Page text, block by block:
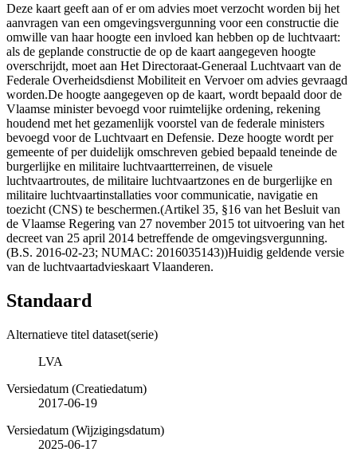
Deze kaart geeft aan of er om advies moet verzocht worden bij het
aanvragen van een omgevingsvergunning voor een constructie die
omwille van haar hoogte een invloed kan hebben op de luchtvaart:
als de geplande constructie de op de kaart aangegeven hoogte
overschrijdt, moet aan Het Directoraat-Generaal Luchtvaart van de
Federale Overheidsdienst Mobiliteit en Vervoer om advies gevraagd
worden.De hoogte aangegeven op de kaart, wordt bepaald door de
Vlaamse minister bevoegd voor ruimtelijke ordening, rekening
houdend met het gezamenlijk voorstel van de federale ministers
bevoegd voor de Luchtvaart en Defensie. Deze hoogte wordt per
gemeente of per duidelijk omschreven gebied bepaald teneinde de
burgerlijke en militaire luchtvaartterreinen, de visuele
luchtvaartroutes, de militaire luchtvaartzones en de burgerlijke en
militaire luchtvaartinstallaties voor communicatie, navigatie en
toezicht (CNS) te beschermen.(Artikel 35, §16 van het Besluit van
de Vlaamse Regering van 27 november 2015 tot uitvoering van het
decreet van 25 april 2014 betreffende de omgevingsvergunning.
(B.S. 2016-02-23; NUMAC: 2016035143))Huidig geldende versie
van de luchtvaartadvieskaart Vlaanderen.
Standaard
Alternatieve titel dataset(serie)
LVA
Versiedatum (Creatiedatum)
2017-06-19
Versiedatum (Wijzigingsdatum)
2025-06-17